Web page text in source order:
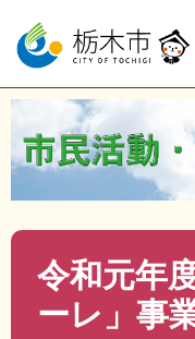
ー
の
で
ニ
ー
ば
て
本
トップページ >分類
り・協働 >市民活動・
度「とちぎ夢ファー
令和元年
ーレ」事